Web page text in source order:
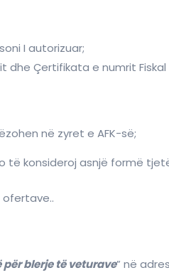
I autorizuar;
dhe Çertifikata e numrit Fiskal
në zyret e AFK-së;
të konsideroj asnjë formë
ofertave..
për blerje të veturave” në